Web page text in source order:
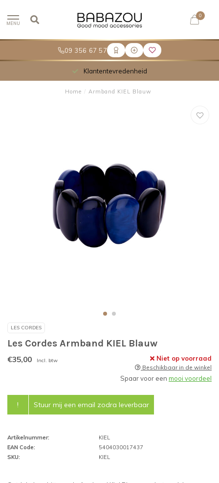
09 356 67 57
MENU
0
Klantentevredenheid
Home / Armband KIEL Blauw
LES CORDES
Les Cordes Armband KIEL Blauw
€35,00 Incl. btw Niet op voorraad
Beschikbaar in de winkel
Spaar voor een mooi voordeel
! Stuur mij een email zodra leverbaar
Artikelnummer:
KIEL
EAN Code:
5404030017437
SKU:
KIEL